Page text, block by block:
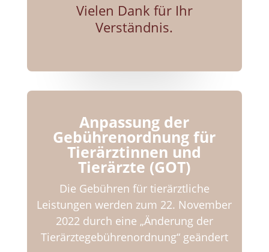
Vielen Dank für Ihr
Verständnis.
Anpassung der
Gebührenordnung für
Tierärztinnen und
Tierärzte (GOT)
Die Gebühren für tierärztliche
Leistungen werden zum 22. November
2022 durch eine „Änderung der
Tierärztegebührenordnung“ geändert